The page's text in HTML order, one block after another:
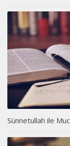
Sünnetullah ile